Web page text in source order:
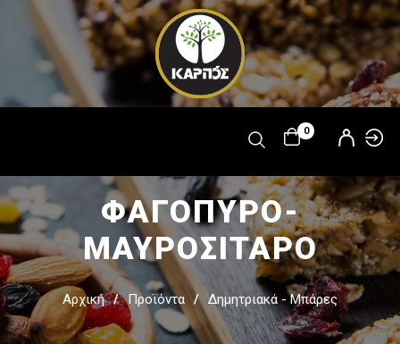
Παράκαμψη
προς το
κυρίως
περιεχόμενο
0
ΦΑΓΟΠΥΡΟ-
ΜΑΥΡΟΣΙΤΑΡΟ
Αρχική Προϊόντα Δημητριακά - Μπάρες